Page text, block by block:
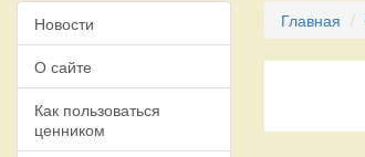
Новости
О сайте
Как пользоваться
ценником
Главная